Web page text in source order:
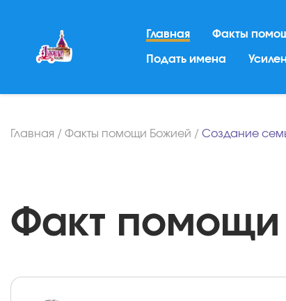
Главная Факты
Подать имена
Главная / Факты помощи Божией / Создание
Факт помощи